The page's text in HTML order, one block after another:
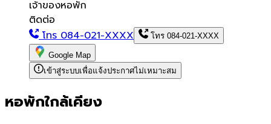
เจ้าของหอพัก
ติดต่อ
โทร084-021-XXXX โทร 084-021-XXXX
Google Map
เข้าสู่ระบบเพื่อแจ้งประกาศไม่เหมาะสม
หอพักใกล้เคียง